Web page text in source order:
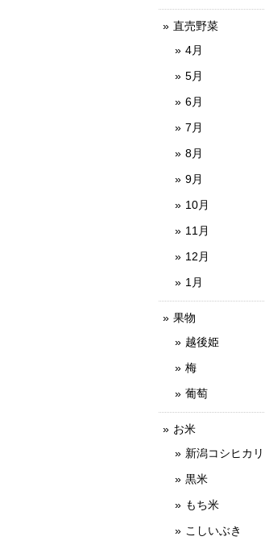
直売野菜
4月
5月
6月
7月
8月
9月
10月
11月
12月
1月
果物
越後姫
梅
葡萄
お米
新潟コシヒカリ
黒米
もち米
こしいぶき